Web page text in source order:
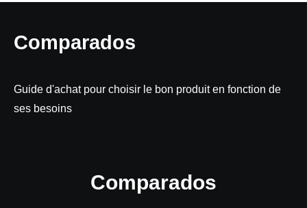
Comparados
Guide d'achat pour choisir le bon produit en fonction de
ses besoins
Comparados